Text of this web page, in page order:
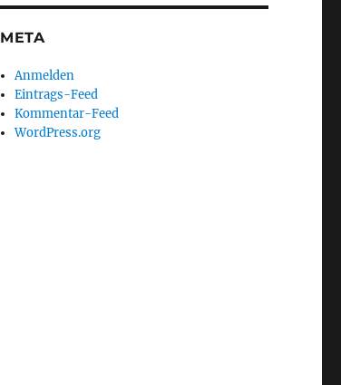
META
Anmelden
Eintrags-Feed
Kommentar-Feed
WordPress.org